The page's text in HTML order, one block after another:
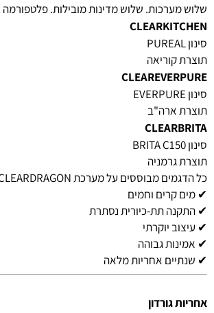
שלוש מערכות. שלוש מדינות מובילות.
CLEARKITCHEN
סינון PUREAL
תוצרת קוריאה
CLEAREVERPURE
סינון EVERPURE
תוצרת ארה"ב
CLEARBRITA
סינון BRITA C150
תוצרת גרמניה
כל הדגמים מבוססים על מערכת CLEARDRAGON ומעניקים:
✔ מים קרים וחמים
✔ התקנה תת-כיורית נסתרת
✔ עיצוב יוקרתי
✔ אמינות גבוהה
✔ שנתיים אחריות מלאה
אחריות גורדון